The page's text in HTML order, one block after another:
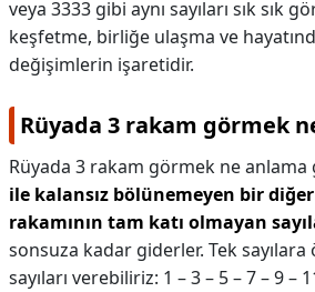
veya 3333 gibi aynı sayıları sık sık
keşfetme, birliğe ulaşma ve
değişimlerin işaretidir.
Rüyada 3 rakam görmek
Rüyada 3 rakam görmek ne anlama
ile kalansız bölünemeyen bir
rakamının tam katı olmayan
sonsuza kadar giderler. Tek
sayıları verebiliriz: 1 – 3 – 5 – 7 – 9 –